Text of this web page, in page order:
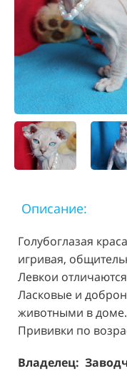
Описание:
Голубоглазая
игривая,
Левкои
Ласковые и
животными в доме.
Прививки по
Владелец: